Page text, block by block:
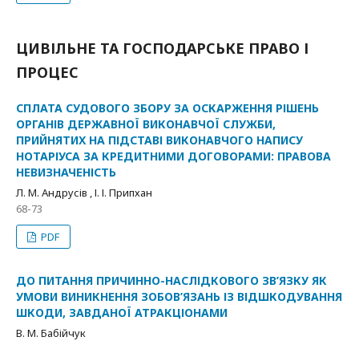
ЦИВІЛЬНЕ ТА ГОСПОДАРСЬКЕ ПРАВО І
ПРОЦЕС
СПЛАТА СУДОВОГО ЗБОРУ ЗА ОСКАРЖЕННЯ РІШЕНЬ
ОРГАНІВ ДЕРЖАВНОЇ ВИКОНАВЧОЇ СЛУЖБИ,
ПРИЙНЯТИХ НА ПІДСТАВІ ВИКОНАВЧОГО НАПИСУ
НОТАРІУСА ЗА КРЕДИТНИМИ ДОГОВОРАМИ: ПРАВОВА
НЕВИЗНАЧЕНІСТЬ
Л. М. Андрусів , І. І. Припхан
68-73
PDF
ДО ПИТАННЯ ПРИЧИННО-НАСЛІДКОВОГО ЗВ’ЯЗКУ ЯК
УМОВИ ВИНИКНЕННЯ ЗОБОВ’ЯЗАНЬ ІЗ ВІДШКОДУВАННЯ
ШКОДИ, ЗАВДАНОЇ АТРАКЦІОНАМИ
В. М. Бабійчук